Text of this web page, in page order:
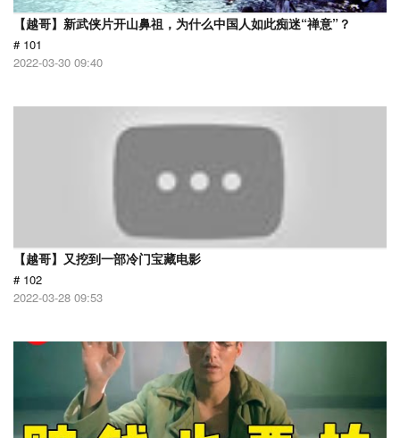
【越哥】新武侠片开山鼻祖，为什么中国人如此痴迷“禅意”？
# 101
2022-03-30 09:40
【越哥】又挖到一部冷门宝藏电影
# 102
2022-03-28 09:53